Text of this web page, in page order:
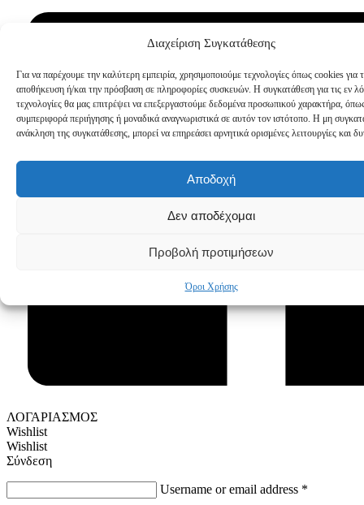
Διαχείριση Συγκατάθεσης
Για να παρέχουμε την καλύτερη εμπειρία, χρησιμοποιούμε τεχνολογίες όπως cookies για
αποθήκευση ή/και την πρόσβαση σε πληροφορίες συσκευών. Η συγκατάθεση για τις εν
τεχνολογίες θα μας επιτρέψει να επεξεργαστούμε δεδομένα προσωπικού χαρακτήρα,
συμπεριφορά περιήγησης ή μοναδικά αναγνωριστικά σε αυτόν τον ιστότοπο. Η μη
ανάκληση της συγκατάθεσης, μπορεί να επηρεάσει αρνητικά ορισμένες λειτουργίες και
Αποδοχή
Δεν αποδέχομαι
Προβολή προτιμήσεων
Όροι Χρήσης
ΛΟΓΑΡΙΑΣΜΟΣ
Wishlist
Wishlist
Σύνδεση
Username or email address *